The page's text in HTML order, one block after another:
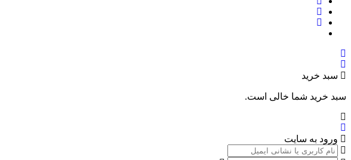
سبد خرید
سبد خرید شما خالی است.
ورود به سایت